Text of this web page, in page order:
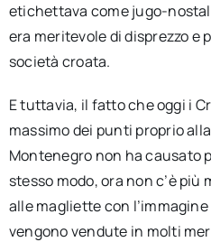
etichettava come jugo-
era meritevole di disprezzo e
società croata.
E tuttavia, il fatto che oggi i
massimo dei punti proprio
Montenegro non ha causato
stesso modo, ora non c’è
alle magliette con
vengono vendute in molti